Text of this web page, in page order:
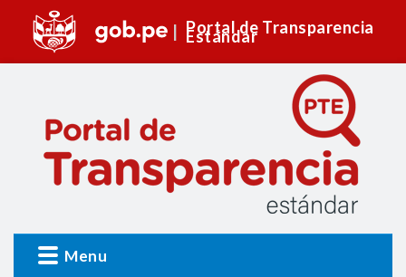
Portal de Transparencia
Estándar
Menu